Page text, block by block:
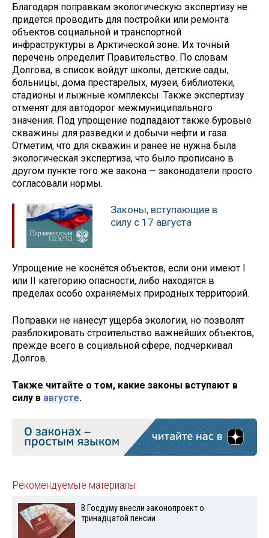
Благодаря поправкам экологическую экспертизу не
придётся проводить для постройки или ремонта
объектов социальной и транспортной
инфраструктуры в Арктической зоне. Их точный
перечень определит Правительство. По словам
Долгова, в список войдут школы, детские сады,
больницы, дома престарелых, музеи, библиотеки,
стадионы и лыжные комплексы. Также экспертизу
отменят для автодорог межмуниципального
значения. Под упрощение подпадают также буровые
скважины для разведки и добычи нефти и газа.
Отметим, что для скважин и ранее не нужна была
экологическая экспертиза, что было прописано в
другом пункте того же закона — законодатели просто
согласовали нормы.
Законы, вступающие в
силу с 17 августа
Упрощение не коснётся объектов, если они имеют I
или II категорию опасности, либо находятся в
пределах особо охраняемых природных территорий.
Поправки не нанесут ущерба экологии, но позволят
разблокировать строительство важнейших объектов,
прежде всего в социальной сфере, подчёркивал
Долгов.
Также читайте о том, какие законы вступают в
силу в августе.
Рекомендуемые материалы
В Госдуму внесли законопроект о
тринадцатой пенсии